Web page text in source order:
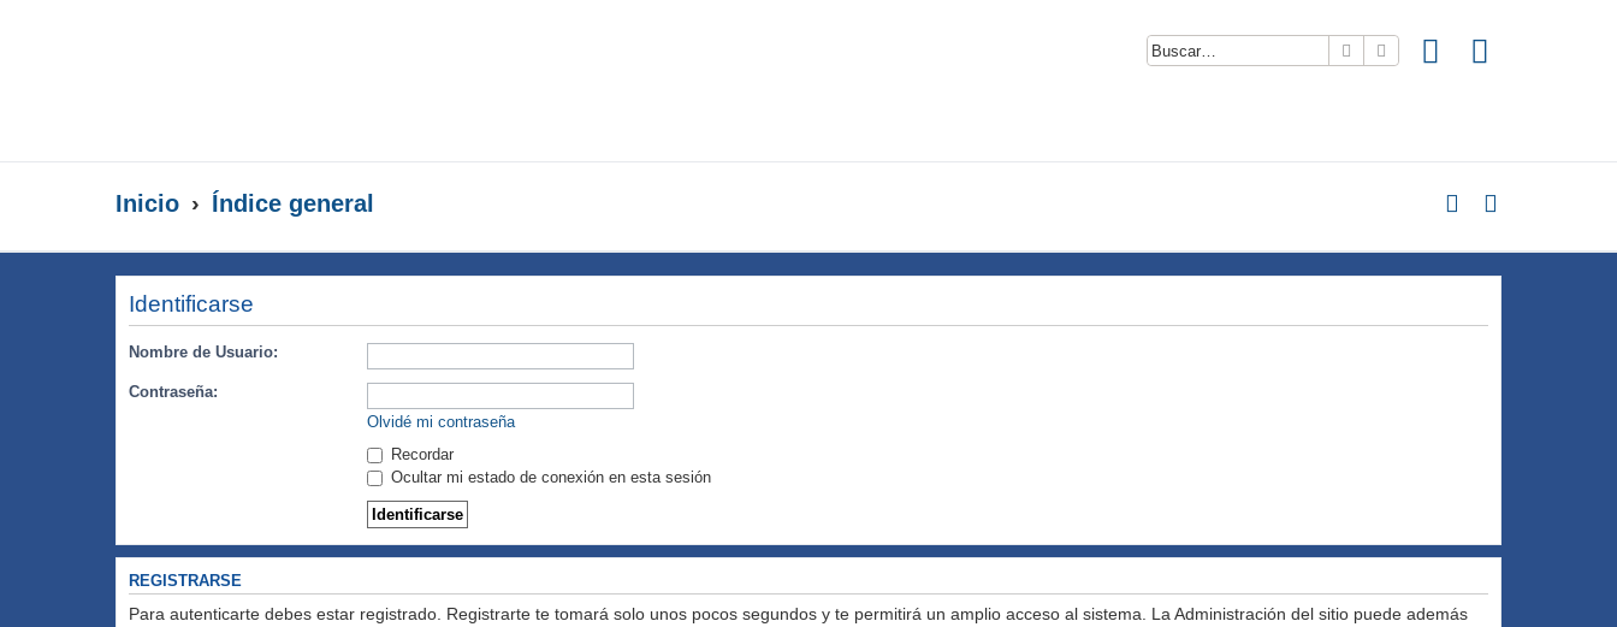
Buscar Búsqueda avanzada
Inicio Índice general
Identificarse
Nombre de Usuario:
Contraseña:
Olvidé mi contraseña
Recordar
Ocultar mi estado de conexión en esta sesión
REGISTRARSE
Para autenticarte debes estar registrado. Registrarte te tomará solo unos pocos segundos y te permitirá un amplio acceso al sistema. La Administración del sitio puede además